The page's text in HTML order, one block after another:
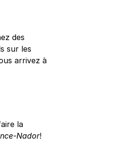
des
sur les
arrivez à
la
Nador!